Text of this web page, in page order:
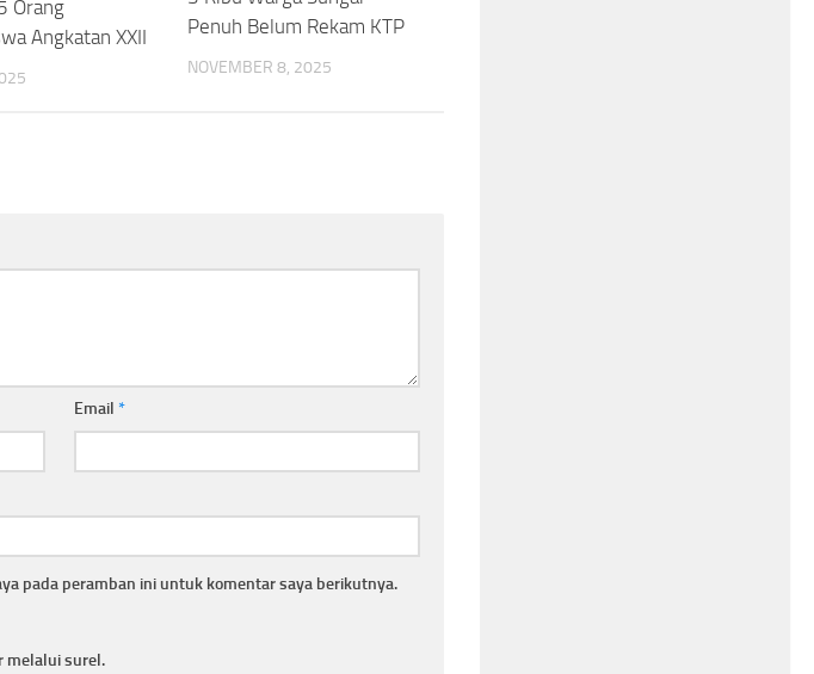
Orang
Angkatan XXII
Penuh Belum Rekam KTP
NOVEMBER 8, 2025
Email*
pada peramban ini untuk komentar saya berikutnya.
melalui surel.